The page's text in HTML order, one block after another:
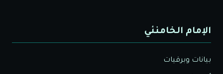
الإمام الخامنئي
بيانات وبرقيات